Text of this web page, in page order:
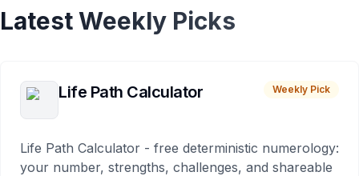
Latest Weekly Picks
Life Path Calculator Weekly Pick
Life Path Calculator - free deterministic numerology:
your number, strengths, challenges, and shareable